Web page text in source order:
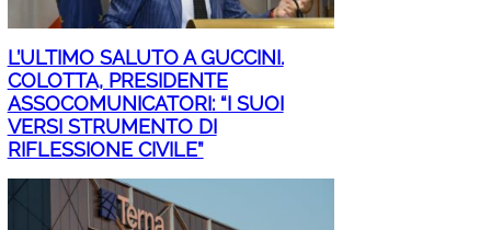
L’ULTIMO SALUTO A GUCCINI.
COLOTTA, PRESIDENTE
ASSOCOMUNICATORI: “I SUOI
VERSI STRUMENTO DI
RIFLESSIONE CIVILE”